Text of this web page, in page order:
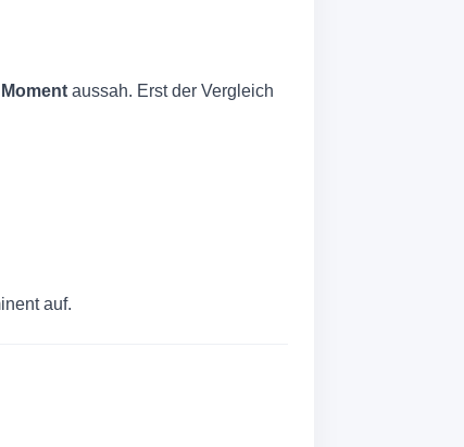
aussah. Erst der Vergleich
auf.